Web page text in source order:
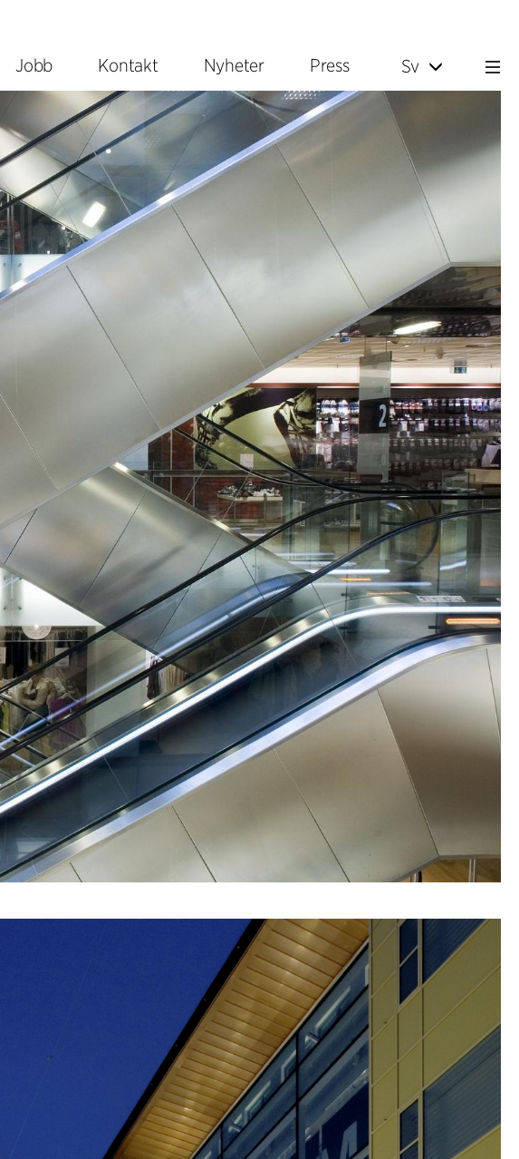
Jobb Kontakt Nyheter Press Sv